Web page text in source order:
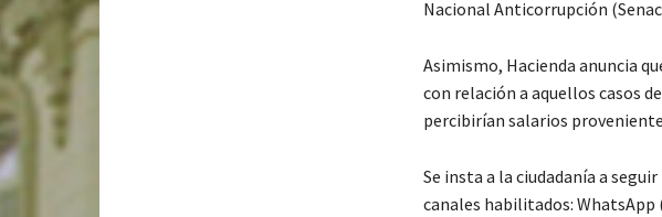
Nacional Anticorrupción
Asimismo, Hacienda anuncia
con relación a aquellos casos
percibirían salarios
Se insta a la ciudadanía a
canales habilitados: WhatsApp